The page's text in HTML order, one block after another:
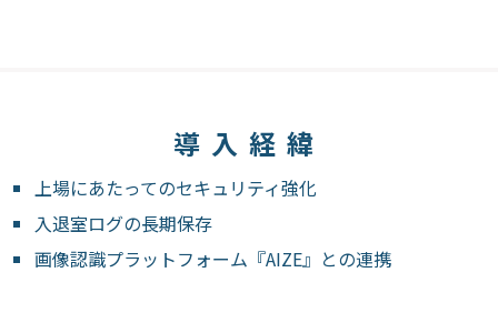
導入経緯
上場にあたってのセキュリティ強化
入退室ログの長期保存
画像認識プラットフォーム『AIZE』との連携